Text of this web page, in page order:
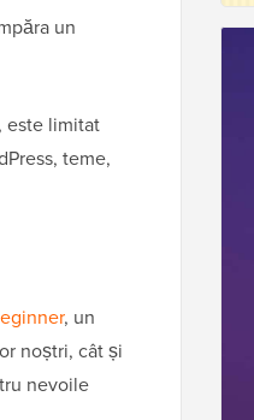
un
este limitat
teme,
, un
noștri, cât și
nevoile